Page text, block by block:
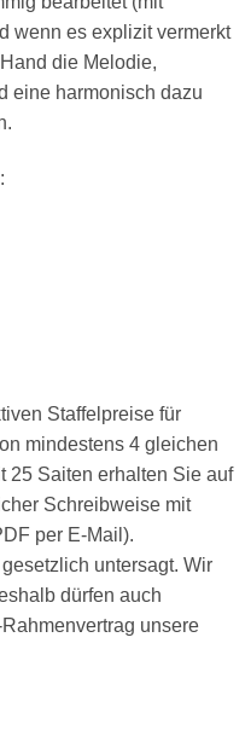
wenn es explizit vermerkt
die Melodie,
eine harmonisch dazu
Staffelpreise für
mindestens 4 gleichen
25 Saiten erhalten Sie auf
Schreibweise mit
per E-Mail).
untersagt. Wir
dürfen auch
unsere
25 SAITEN 37 SAITEN